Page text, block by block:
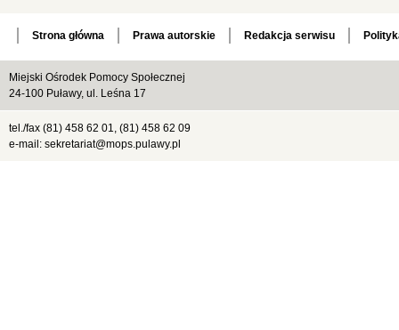
Strona główna Prawa autorskie Redakcja serwisu
Miejski Ośrodek Pomocy Społecznej
24-100 Puławy, ul. Leśna 17
tel./fax (81) 458 62 01, (81) 458 62 09
e-mail: sekretariat@mops.pulawy.pl